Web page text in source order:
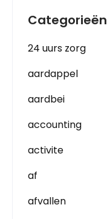
Categorieën
24 uurs zorg
aardappel
aardbei
accounting
activite
af
afvallen